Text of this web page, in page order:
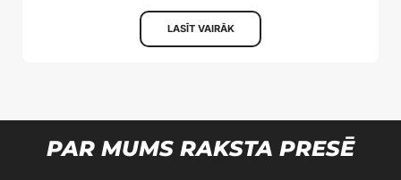
LASĪT VAIRĀK
PAR MUMS RAKSTA PRESĒ